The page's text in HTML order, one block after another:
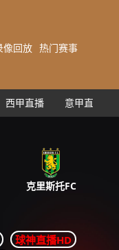
像回放 热门赛事
西甲直播 意甲直播
克里斯托FC
球神直播HD